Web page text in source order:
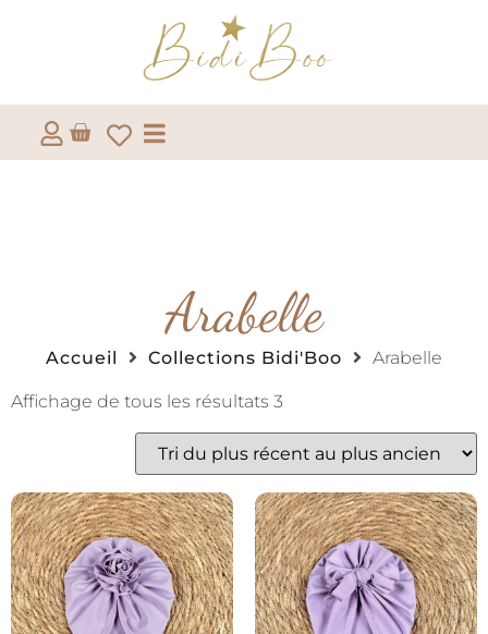
Arabelle
Accueil Collections Bidi'Boo Arabelle
Affichage de tous les résultats 3